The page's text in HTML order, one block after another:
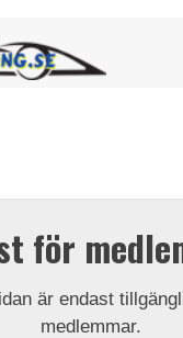
för
är endast
medlemmar.